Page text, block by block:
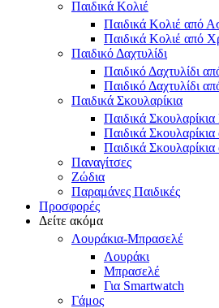
Παιδικά Κολιέ
Παιδικά Κολιέ από
Παιδικά Κολιέ από
Παιδικό Δαχτυλίδι
Παιδικό Δαχτυλίδι
Παιδικό Δαχτυλίδι
Παιδικά Σκουλαρίκια
Παιδικά
Παιδικά
Παιδικά
Παναγίτσες
Ζώδια
Παραμάνες Παιδικές
Προσφορές
Δείτε ακόμα
Λουράκια-Μπρασελέ
Λουράκι
Μπρασελέ
Για Smartwatch
Γάμος